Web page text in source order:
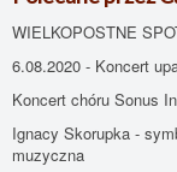
WIELKOPOSTNE
6.08.2020 - Koncert
Koncert chóru Sonus
Ignacy Skorupka -
muzyczna